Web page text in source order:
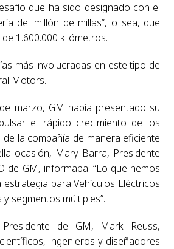
que ha sido designado con el
del millón de millas”, o sea, que
1.600.000 kilómetros.
más involucradas en este tipo de
Motors.
marzo, GM había presentado su
el rápido crecimiento de los
la compañía de manera eficiente
ocasión, Mary Barra, Presidente
de GM, informaba: “Lo que hemos
para Vehículos Eléctricos
segmentos múltiples”.
de GM, Mark Reuss,
ingenieros y diseñadores